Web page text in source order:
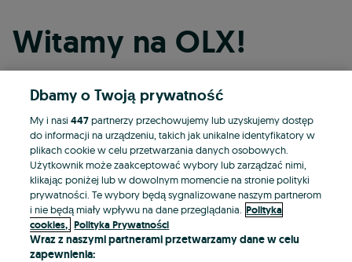
Witamy na OLX!
Kontynuuj przez Facebooka
Kontynuuj przez konto Apple
Kontynuuj przez konto Google
LUB
Dbamy o Twoją prywatność
My i nasi447partnerzy przechowujemy lub uzyskujemy dostęp
do informacji na urządzeniu, takich jak unikalne identyfikatory w
plikach cookie w celu przetwarzania danych osobowych.
Użytkownik może zaakceptować wybory lub zarządzać nimi,
klikając poniżej lub w dowolnym momencie na stronie polityki
prywatności. Te wybory będą sygnalizowane naszym partnerom
i nie będą miały wpływu na dane przeglądania. Polityka
cookies, Polityka Prywatności
Wraz z naszymi partnerami przetwarzamy dane w celu
zapewnienia: